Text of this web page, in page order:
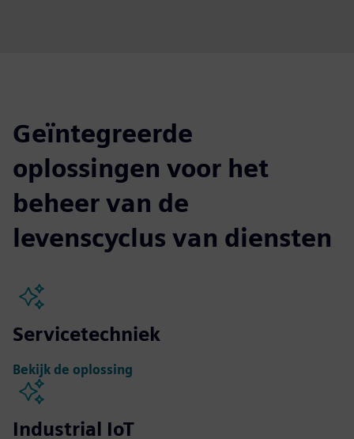
Geïntegreerde
oplossingen voor het
beheer van de
levenscyclus van diensten
Servicetechniek
Bekijk de oplossing
Industrial IoT